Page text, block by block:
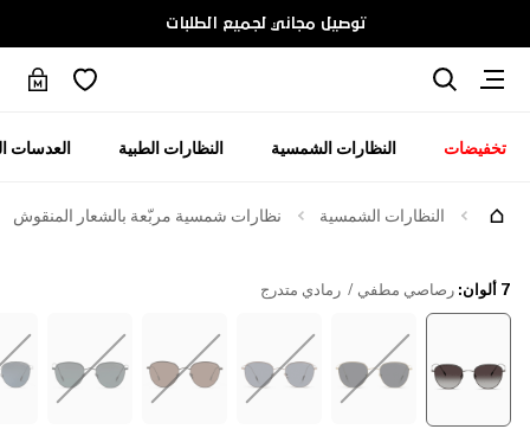
توصيل مجاني لجميع الطلبات
تخفيضات النظارات الشمسية النظارات الطبية العدسات
النظارات الشمسية نظارات شمسية مربّعة بالشعار المنقوش
7 ألوان : رصاصي مطفي / رمادي متدرج